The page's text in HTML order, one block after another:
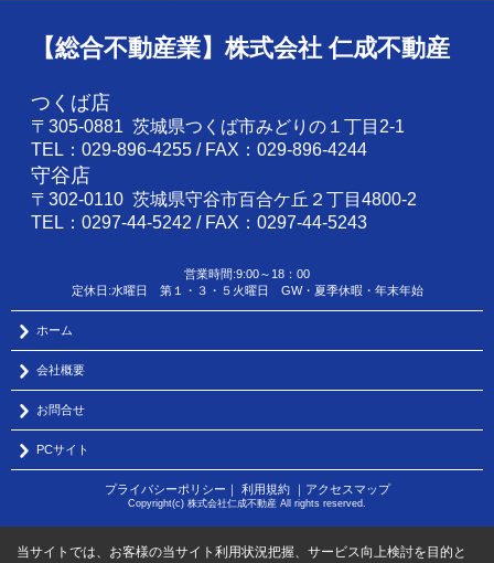
【総合不動産業】株式会社 仁成不動産
つくば店
〒305-0881 茨城県つくば市みどりの１丁目2-1
TEL：029-896-4255 / FAX：029-896-4244
守谷店
〒302-0110 茨城県守谷市百合ケ丘２丁目4800-2
TEL：0297-44-5242 / FAX：0297-44-5243
営業時間:9:00～18：00
定休日:水曜日 第１・３・５火曜日 GW・夏季休暇・年末年始
ホーム
会社概要
お問合せ
PCサイト
プライバシーポリシー ｜ 利用規約｜ アクセスマップ
Copyright(c) 株式会社仁成不動産 All rights reserved.
当サイトでは、お客様の当サイト利用状況把握、サービス向上検討を目的と